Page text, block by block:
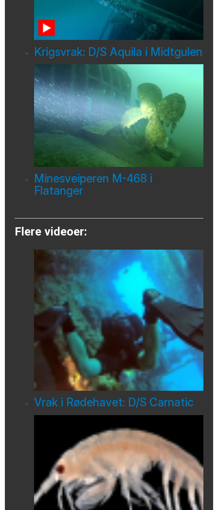
Krigsvrak: D/S Aquila i Midtgulen
Minesveiperen M-468 i
Flatanger
Flere videoer:
Vrak i Rødehavet: D/S Carnatic